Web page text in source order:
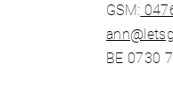
GSM:
BE 0730